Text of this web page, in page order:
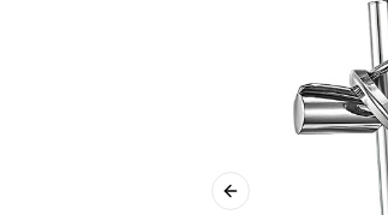
Previous slide